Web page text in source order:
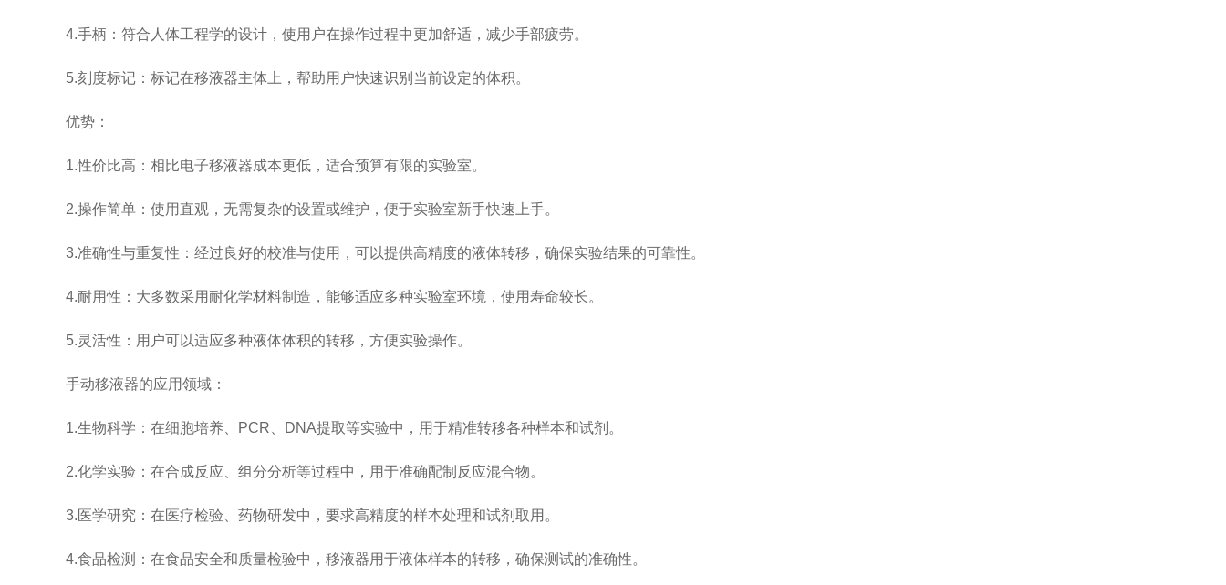
4.手柄：符合人体工程学的设计，使用户在操作过程中更加舒适，减少手部疲劳。
5.刻度标记：标记在移液器主体上，帮助用户快速识别当前设定的体积。
优势：
1.性价比高：相比电子移液器成本更低，适合预算有限的实验室。
2.操作简单：使用直观，无需复杂的设置或维护，便于实验室新手快速上手。
3.准确性与重复性：经过良好的校准与使用，可以提供高精度的液体转移，确保实验结果的可靠性。
4.耐用性：大多数采用耐化学材料制造，能够适应多种实验室环境，使用寿命较长。
5.灵活性：用户可以适应多种液体体积的转移，方便实验操作。
手动移液器的应用领域：
1.生物科学：在细胞培养、PCR、DNA提取等实验中，用于精准转移各种样本和试剂。
2.化学实验：在合成反应、组分分析等过程中，用于准确配制反应混合物。
3.医学研究：在医疗检验、药物研发中，要求高精度的样本处理和试剂取用。
4.食品检测：在食品安全和质量检验中，移液器用于液体样本的转移，确保测试的准确性。